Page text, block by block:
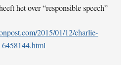
het over “responsible speech”
2015/01/12/charlie-